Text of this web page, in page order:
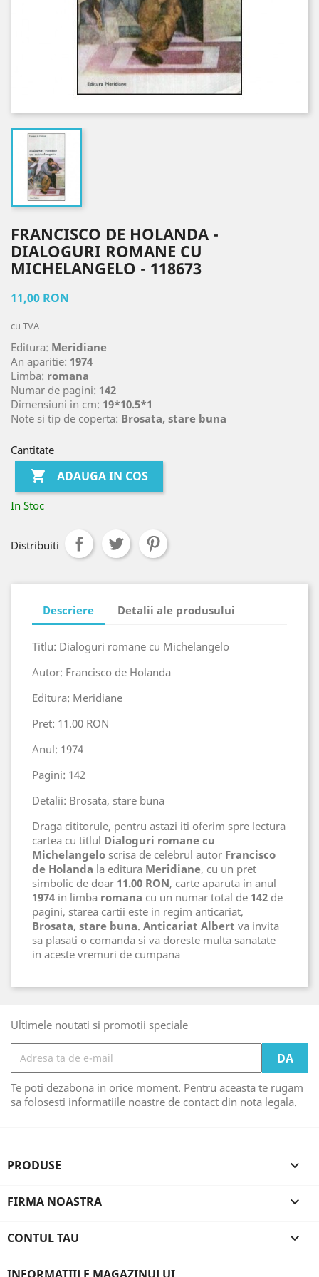
FRANCISCO DE HOLANDA -
DIALOGURI ROMANE CU
MICHELANGELO - 118673
11,00 RON
cu TVA
Editura: Meridiane
An aparitie: 1974
Limba: romana
Numar de pagini: 142
Dimensiuni in cm: 19*10.5*1
Note si tip de coperta: Brosata, stare buna
Cantitate
 ADAUGA IN COS
In Stoc
Distribuiti
Descriere Detalii ale produsului
Titlu: Dialoguri romane cu Michelangelo
Autor: Francisco de Holanda
Editura: Meridiane
Pret: 11.00 RON
Anul: 1974
Pagini: 142
Detalii: Brosata, stare buna
Draga cititorule, pentru astazi iti oferim spre lectura
cartea cu titlul Dialoguri romane cu
Michelangelo scrisa de celebrul autor Francisco
de Holanda la editura Meridiane, cu un pret
simbolic de doar 11.00 RON, carte aparuta in anul
1974 in limba romana cu un numar total de 142 de
pagini, starea cartii este in regim anticariat,
Brosata, stare buna. Anticariat Albert va invita
sa plasati o comanda si va doreste multa sanatate
in aceste vremuri de cumpana
Ultimele noutati si promotii speciale
Te poti dezabona in orice moment. Pentru aceasta te rugam
sa folosesti informatiile noastre de contact din nota legala.
PRODUSE 
FIRMA NOASTRA 
CONTUL TAU 
INFORMATIILE MAGAZINULUI